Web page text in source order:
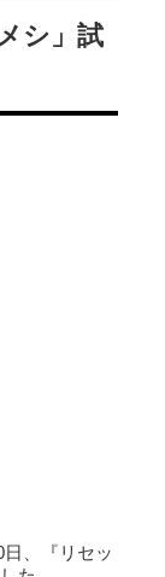
シ」試
、『リセッ